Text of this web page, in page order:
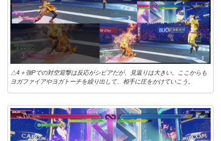
△4＋強Pでの対空迎撃は反応がシビアだが、見返りは大きい。ここからも
ヨガファイアやヨガトーチを繰り出して、相手に圧をかけていこう。